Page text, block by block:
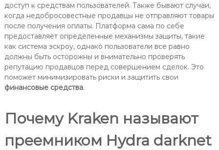
доступ к средствам пользователей. Также бывают случаи,
когда недобросовестные продавцы не отправляют товары
после получения оплаты. Платформа сама по себе
предоставляет определенные механизмы защиты, такие
как система эскроу, однако пользователи все равно
должны быть осторожны и внимательно проверять
репутацию продавцов перед совершением сделок. Это
поможет минимизировать риски и защитить свои
финансовые средства.
Почему Kraken называют
преемником Hydra darknet